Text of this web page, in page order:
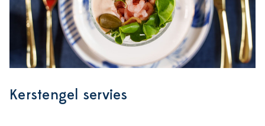
Kerstengel servies